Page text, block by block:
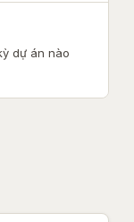
dự án nào